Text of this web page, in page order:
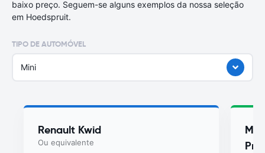
baixo preço. Seguem-se alguns exemplos da nossa seleção
em Hoedspruit.
TIPO DE AUTOMÓVEL
Mini
Renault Kwid
Ou equivalente